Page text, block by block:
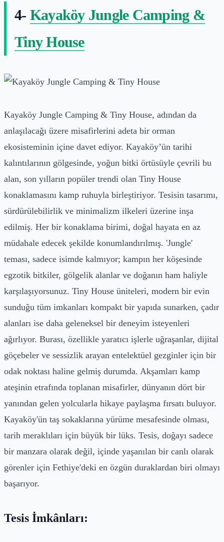
4- Kayaköy Jungle Camping &
Tiny House
Kayaköy Jungle Camping & Tiny House, adından da
anlaşılacağı üzere misafirlerini adeta bir orman
ekosisteminin içine davet ediyor. Kayaköy’ün tarihi
kalıntılarının gölgesinde, yoğun bitki örtüsüyle çevrili bu
alan, son yılların popüler trendi olan Tiny House
konaklamasını kamp ruhuyla birleştiriyor. Tesisin tasarımı,
sürdürülebilirlik ve minimalizm ilkeleri üzerine inşa
edilmiş. Her bir konaklama birimi, doğal hayata en az
müdahale edecek şekilde konumlandırılmış. 'Jungle'
teması, sadece isimde kalmıyor; kampın her köşesinde
egzotik bitkiler, gölgelik alanlar ve doğanın ham haliyle
karşılaşıyorsunuz. Tiny House üniteleri, modern bir evin
sunduğu tüm imkanları kompakt bir yapıda sunarken, çadır
alanları ise daha geleneksel bir deneyim isteyenleri
ağırlıyor. Burası, özellikle yaratıcı işlerle uğraşanlar, dijital
göçebeler ve sessizlik arayan entelektüel gezginler için bir
odak noktası haline gelmiş durumda. Akşamları kamp
ateşinin etrafında toplanan misafirler, dünyanın dört bir
yanından gelen yolcularla hikaye paylaşma fırsatı buluyor.
Kayaköy'ün taş sokaklarına yürüme mesafesinde olması,
tarih meraklıları için büyük bir lüks. Tesis, doğayı sadece
bir manzara olarak değil, içinde yaşanılan bir canlı olarak
görenler için Fethiye'deki en özgün duraklardan biri olmayı
başarıyor.
Tesis İmkânları: